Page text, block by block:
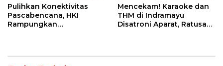
Pulihkan Konektivitas
Pascabencana, HKI
Rampungkan
Mencekam! Karaoke dan
THM di Indramayu
Disatroni Aparat, Ratusan